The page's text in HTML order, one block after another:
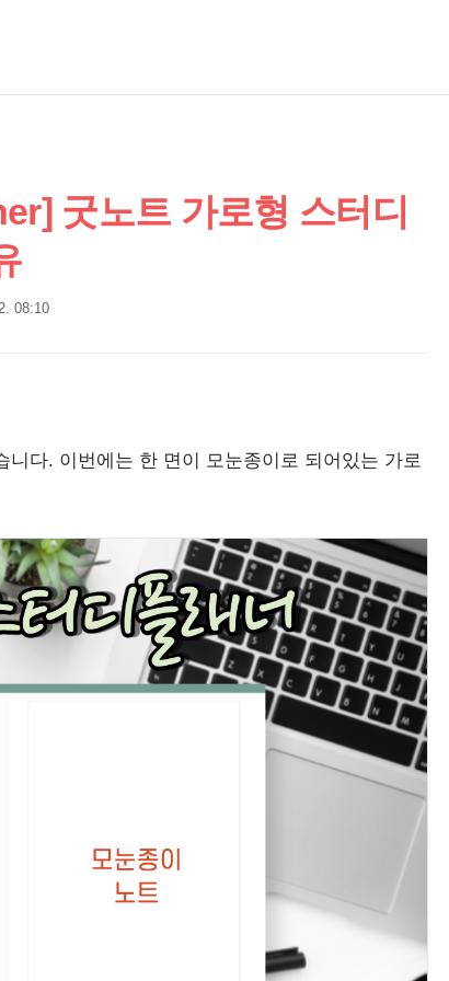
굿노트 가로형 스터디
08:10
다. 이번에는 한 면이 모눈종이로 되어있는 가로